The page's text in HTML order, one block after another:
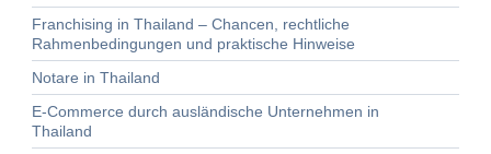
Franchising in Thailand – Chancen, rechtliche
Rahmenbedingungen und praktische Hinweise
Notare in Thailand
E-Commerce durch ausländische Unternehmen in
Thailand